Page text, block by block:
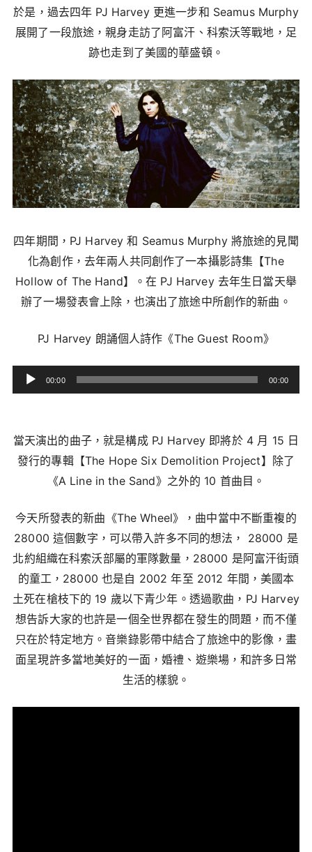
於是，過去四年 PJ Harvey 更進一步和 Seamus Murphy
展開了一段旅途，親身走訪了阿富汗、科索沃等戰地，足
跡也走到了美國的華盛頓。
四年期間，PJ Harvey 和 Seamus Murphy 將旅途的見聞
化為創作，去年兩人共同創作了一本攝影詩集【The
Hollow of The Hand】。在 PJ Harvey 去年生日當天舉
辦了一場發表會上除，也演出了旅途中所創作的新曲。
PJ Harvey 朗誦個人詩作《The Guest Room》
音
訊
器
00:00 00:00
當天演出的曲子，就是構成 PJ Harvey 即將於 4 月 15 日
發行的專輯【The Hope Six Demolition Project】除了
《A Line in the Sand》之外的 10 首曲目。
今天所發表的新曲《The Wheel》，曲中當中不斷重複的
28000 這個數字，可以帶入許多不同的想法， 28000 是
北約組織在科索沃部屬的軍隊數量，28000 是阿富汗街頭
的童工，28000 也是自 2002 年至 2012 年間，美國本
土死在槍枝下的 19 歲以下青少年。透過歌曲，PJ Harvey
想告訴大家的也許是一個全世界都在發生的問題，而不僅
只在於特定地方。音樂錄影帶中結合了旅途中的影像，畫
面呈現許多當地美好的一面，婚禮、遊樂場，和許多日常
生活的樣貌。